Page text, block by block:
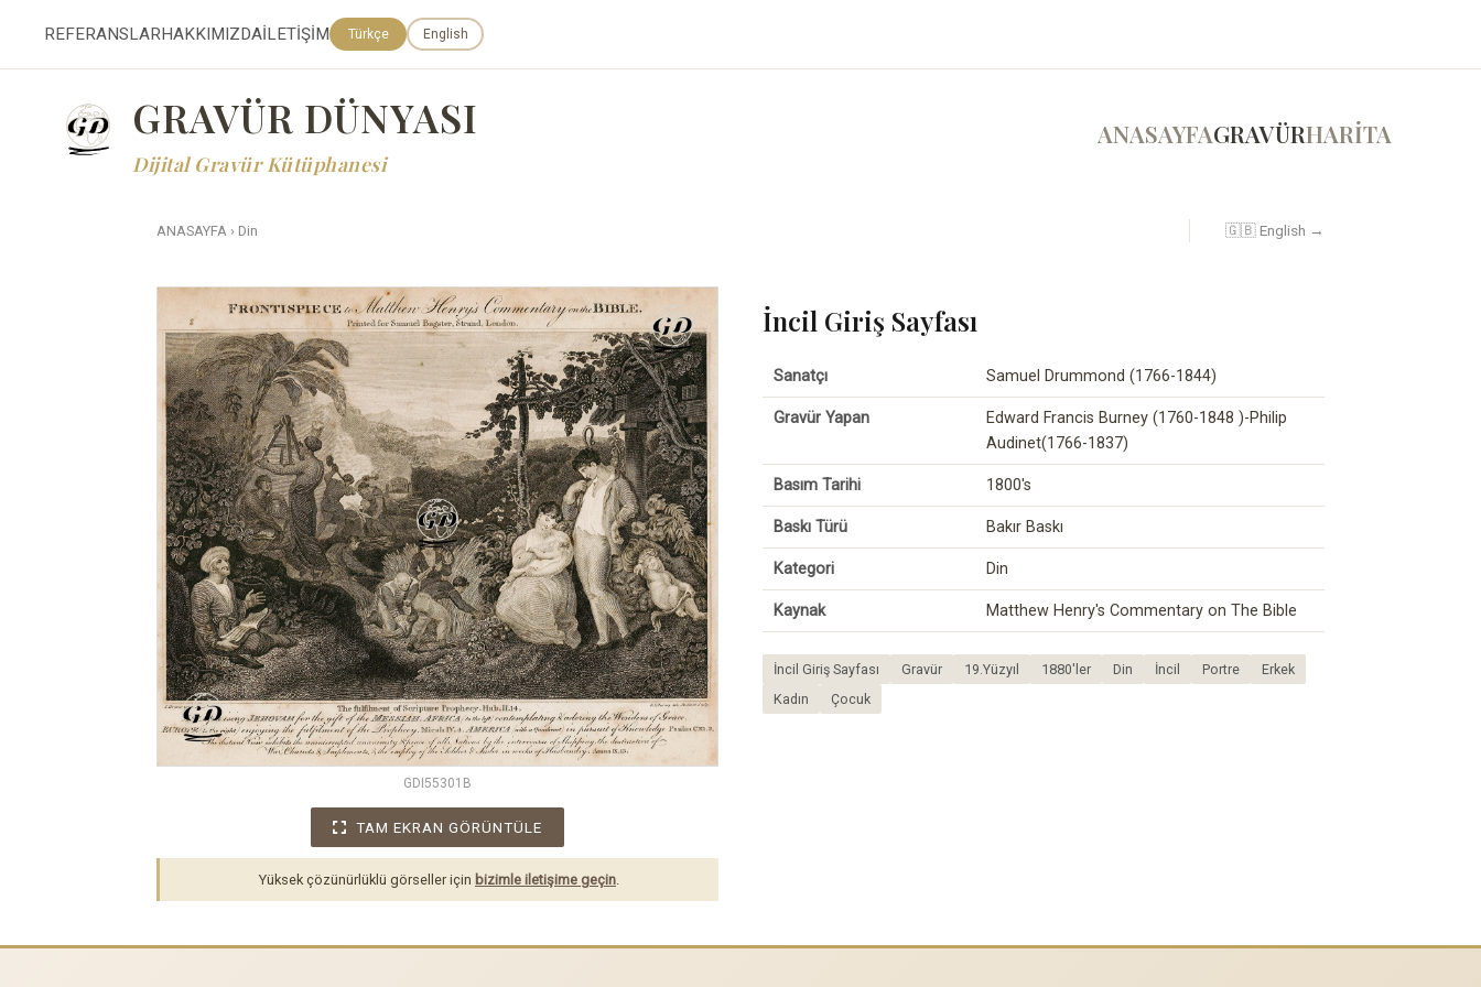
REFERANSLARHAKKIMIZDAİLETİŞİM Türkçe English
GRAVÜR DÜNYASI
Dijital Gravür Kütüphanesi
ANASAYFAGRAVÜRHARİTA
ANASAYFA › Din 🇬🇧 English →
GDI55301B
TAM EKRAN GÖRÜNTÜLE
Yüksek çözünürlüklü görseller için bizimle iletişime geçin
İncil Giriş Sayfası
Sanatçı Samuel Drummond (1766-1844)
Gravür Yapan
Edward Francis Burney (1760-1848 )-Philip
Audinet(1766-1837)
Basım Tarihi 1800's
Baskı Türü Bakır Baskı
Kategori Din
Kaynak Matthew Henry's Commentary on The Bible
İncil Giriş Sayfası Gravür 19.Yüzyıl 1880'ler Din İncil Portre
Erkek
Kadın
Çocuk